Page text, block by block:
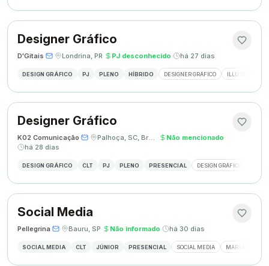
Designer Gráfico
D'Gitais· · Londrina, PR· PJ desconhecido· há 27 dias
DESIGN GRÁFICO PJ PLENO HÍBRIDO DESIGNER GRÁFICO ILLUSTRATOR
Designer Gráfico
K02 Comunicação· · Palhoça, SC, Brasil · Não mencionado·
há 28 dias
DESIGN GRÁFICO CLT PJ PLENO PRESENCIAL DESIGN GRÁFICO
Social Media
Pellegrina· · Bauru, SP· Não informado· há 30 dias
SOCIAL MEDIA CLT JÚNIOR PRESENCIAL SOCIAL MEDIA MARKETING